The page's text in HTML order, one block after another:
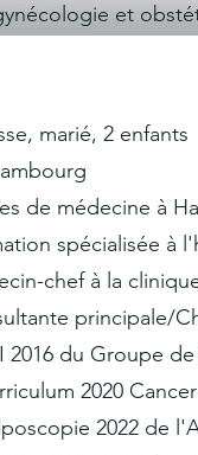
et
marié, 2 enfants
de médecine à
spécialisée
chef à la
principale/
2016 du Groupe
2020
2022 de